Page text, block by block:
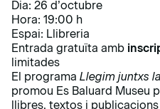
Dia: 26 d’octubre
Hora: 19:00 h
Espai: Llibreria
Entrada gratuïta amb
limitades
El programa Llegim juntxs
promou Es Baluard Museu
llibres, textos i